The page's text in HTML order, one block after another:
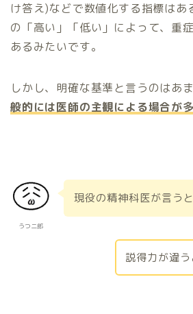
け答え)などで数値化する指標はあ
の「高い」「低い」によって、重
あるみたいです。
しかし、明確な基準と言うのはあ
般的には医師の主観による場合が多
うつ二郎
現役の精神科医が言う
説得力が違